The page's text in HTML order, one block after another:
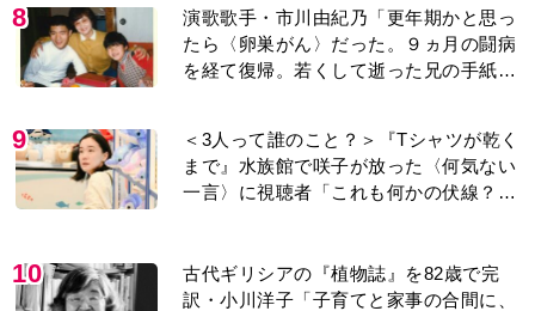
8
演歌歌手・市川由紀乃「更年期かと思っ
たら〈卵巣がん〉だった。９ヵ月の闘病
を経て復帰。若くして逝った兄の手紙を
9
＜3人って誰のこと？＞『Tシャツが乾く
まで』水族館で咲子が放った〈何気ない
一言〉に視聴者「これも何かの伏線？」
10
古代ギリシアの『植物誌』を82歳で完
訳・小川洋子「子育てと家事の合間に、